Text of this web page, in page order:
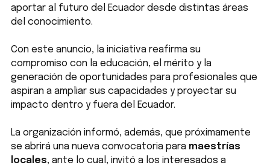
aportar al futuro del Ecuador desde distintas áreas
del conocimiento.
Con este anuncio, la iniciativa reafirma su
compromiso con la educación, el mérito y la
generación de oportunidades para profesionales que
aspiran a ampliar sus capacidades y proyectar su
impacto dentro y fuera del Ecuador.
La organización informó, además, que próximamente
se abrirá una nueva convocatoria para maestrías
locales, ante lo cual, invitó a los interesados a